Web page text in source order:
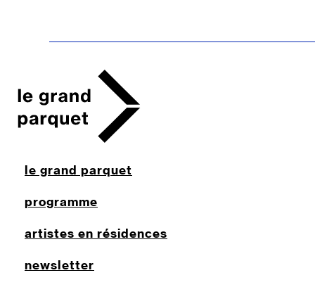
le grand parquet
programme
artistes en résidences
newsletter